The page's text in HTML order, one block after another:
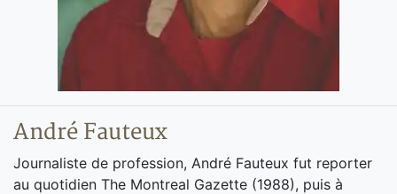
André Fauteux
Journaliste de profession, André Fauteux fut reporter
au quotidien The Montreal Gazette (1988), puis à